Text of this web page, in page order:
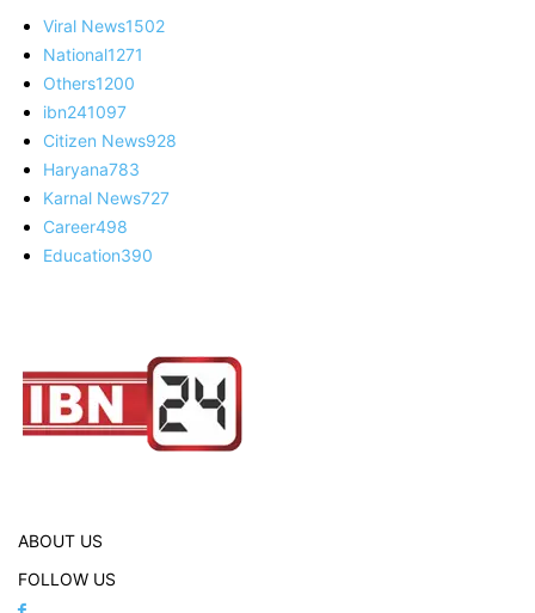
Viral News1502
National1271
Others1200
ibn241097
Citizen News928
Haryana783
Karnal News727
Career498
Education390
ABOUT US
FOLLOW US